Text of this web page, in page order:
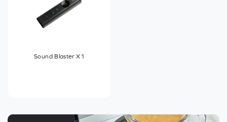
Sound Blaster X1